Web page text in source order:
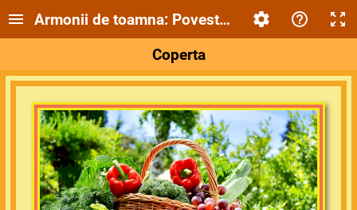
Armonii de toamna: Povestea salatei de
Coperta